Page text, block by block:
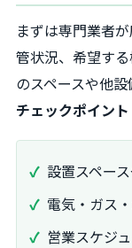
まずは専門業者
管状況、希望す
のスペースや他設
チェックポイント
設置スペー
電気・ガス
営業スケジ